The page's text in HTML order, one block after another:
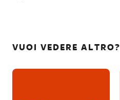
VUOI VEDERE ALTRO?